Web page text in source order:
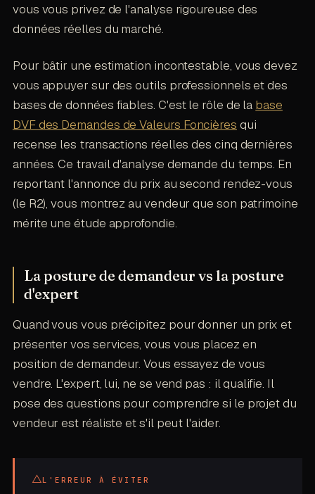
vous vous privez de l'analyse rigoureuse des
données réelles du marché.
Pour bâtir une estimation incontestable, vous devez
vous appuyer sur des outils professionnels et des
bases de données fiables. C'est le rôle de la base
DVF des Demandes de Valeurs Foncières qui
recense les transactions réelles des cinq dernières
années. Ce travail d'analyse demande du temps. En
reportant l'annonce du prix au second rendez-vous
(le R2), vous montrez au vendeur que son patrimoine
mérite une étude approfondie.
La posture de demandeur vs la posture
d'expert
Quand vous vous précipitez pour donner un prix et
présenter vos services, vous vous placez en
position de demandeur. Vous essayez de vous
vendre. L'expert, lui, ne se vend pas : il qualifie. Il
pose des questions pour comprendre si le projet du
vendeur est réaliste et s'il peut l'aider.
△L'ERREUR À ÉVITER